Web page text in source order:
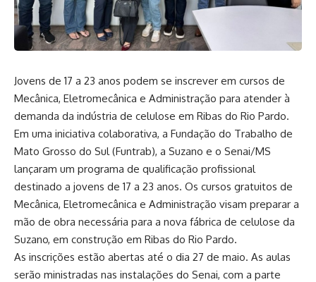
Jovens de 17 a 23 anos podem se inscrever em cursos de
Mecânica, Eletromecânica e Administração para atender à
demanda da indústria de celulose em Ribas do Rio Pardo.
Em uma iniciativa colaborativa, a Fundação do Trabalho de
Mato Grosso do Sul (Funtrab), a Suzano e o Senai/MS
lançaram um programa de qualificação profissional
destinado a jovens de 17 a 23 anos. Os cursos gratuitos de
Mecânica, Eletromecânica e Administração visam preparar a
mão de obra necessária para a nova fábrica de celulose da
Suzano, em construção em Ribas do Rio Pardo.
As inscrições estão abertas até o dia 27 de maio. As aulas
serão ministradas nas instalações do Senai, com a parte